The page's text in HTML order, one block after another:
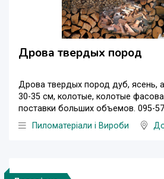
Дрова твердых пород
Дрова твердых пород дуб, ясень,
30-35 см, колотые, колотые
поставки больших объемов. 095-
Пиломатеріали і Вироби